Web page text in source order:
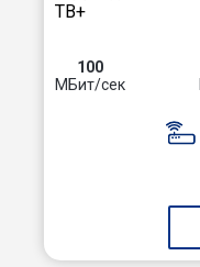
100
МБит/сек